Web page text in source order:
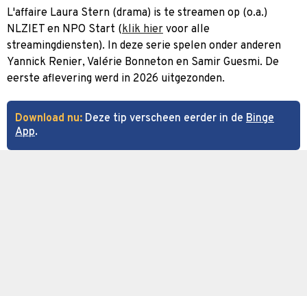
L'affaire Laura Stern (drama) is te streamen op (o.a.)
NLZIET en NPO Start (klik hier voor alle
streamingdiensten). In deze serie spelen onder anderen
Yannick Renier, Valérie Bonneton en Samir Guesmi. De
eerste aflevering werd in 2026 uitgezonden.
Download nu: Deze tip verscheen eerder in de Binge
App.